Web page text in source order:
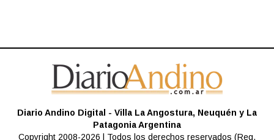
Diario Andino Digital - Villa La Angostura, Neuquén y La
Patagonia Argentina
Copyright 2008-2026 | Todos los derechos reservados (Reg.